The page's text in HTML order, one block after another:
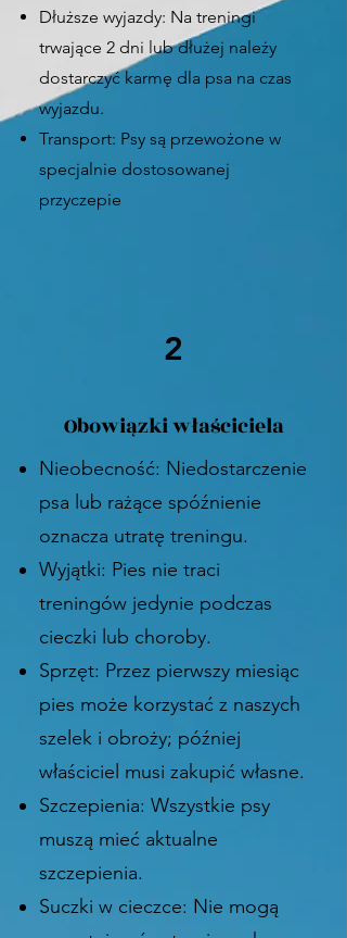
Dłuższe wyjazdy: Na treningi
trwające 2 dni lub dłużej należy
dostarczyć karmę dla psa na czas
wyjazdu.
Transport: Psy są przewożone w
specjalnie dostosowanej
przyczepie
2
Obowiązki właściciela
Nieobecność: Niedostarczenie
psa lub rażące spóźnienie
oznacza utratę treningu.
Wyjątki: Pies nie traci
treningów jedynie podczas
cieczki lub choroby.
Sprzęt: Przez pierwszy miesiąc
pies może korzystać z naszych
szelek i obroży; później
właściciel musi zakupić własne.
Szczepienia: Wszystkie psy
muszą mieć aktualne
szczepienia.
Suczki w cieczce: Nie mogą